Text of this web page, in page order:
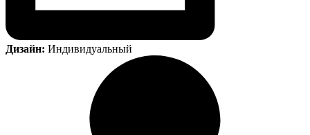
Дизайн: Индивидуальный